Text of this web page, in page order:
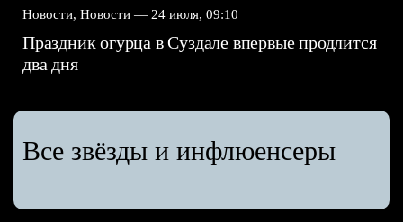
Новости, Новости — 24 июля, 09:10
Праздник огурца в Суздале впервые продлится
два дня
Все звёзды и инфлюенсеры